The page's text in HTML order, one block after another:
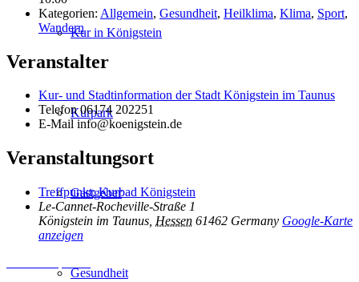
Kur in Königstein
Kurpark
Gastgeber
Gesundheit
Kategorien: Allgemein, Gesundheit, Heilklima, Klima, Sport,
Wandern
Veranstalter
Kur- und Stadtinformation der Stadt Königstein im Taunus
Telefon06174 202251
E-Mail info@koenigstein.de
Veranstaltungsort
Treffpunkt: Kurbad Königstein
Le-Cannet-Rocheville-Straße 1
Königstein im Taunus Hessen 61462 Germany Google-Karte
anzeigen